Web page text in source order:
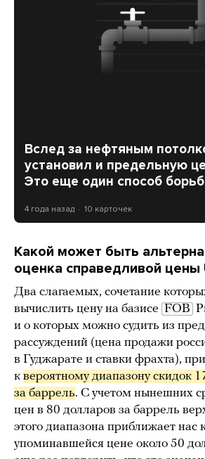
Вслед за нефтяным
установил и предельную
Это еще один способ
4 года назад 10 карточек
Какой может быть
оценка справедливой цены
Два слагаемых, сочетание
вычислить цену на базисе FOB
и о которых можно судить из
рассуждений (цена продажи
в Гуджарате и ставки фрахта),
к вероятному диапазону скидок
за баррель. С учетом нынешних
цен в 80 долларов за баррель
этого диапазона приближает нас
упоминавшейся цене около 50